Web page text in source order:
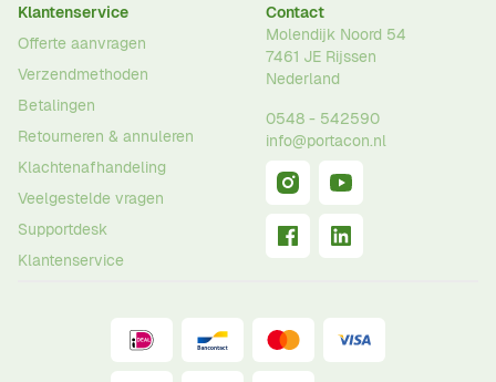
Klantenservice
Offerte aanvragen
Verzendmethoden
Betalingen
Retourneren & annuleren
Klachtenafhandeling
Veelgestelde vragen
Supportdesk
Klantenservice
Contact
Molendijk Noord 54
7461 JE Rijssen
Nederland
0548 - 542590
info@portacon.nl